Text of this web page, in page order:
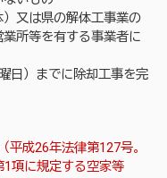
又は県の解体工事業の
所等を有する事業者に
日）までに除却工事を完
平成26年法律第127号。
項に規定する空家等